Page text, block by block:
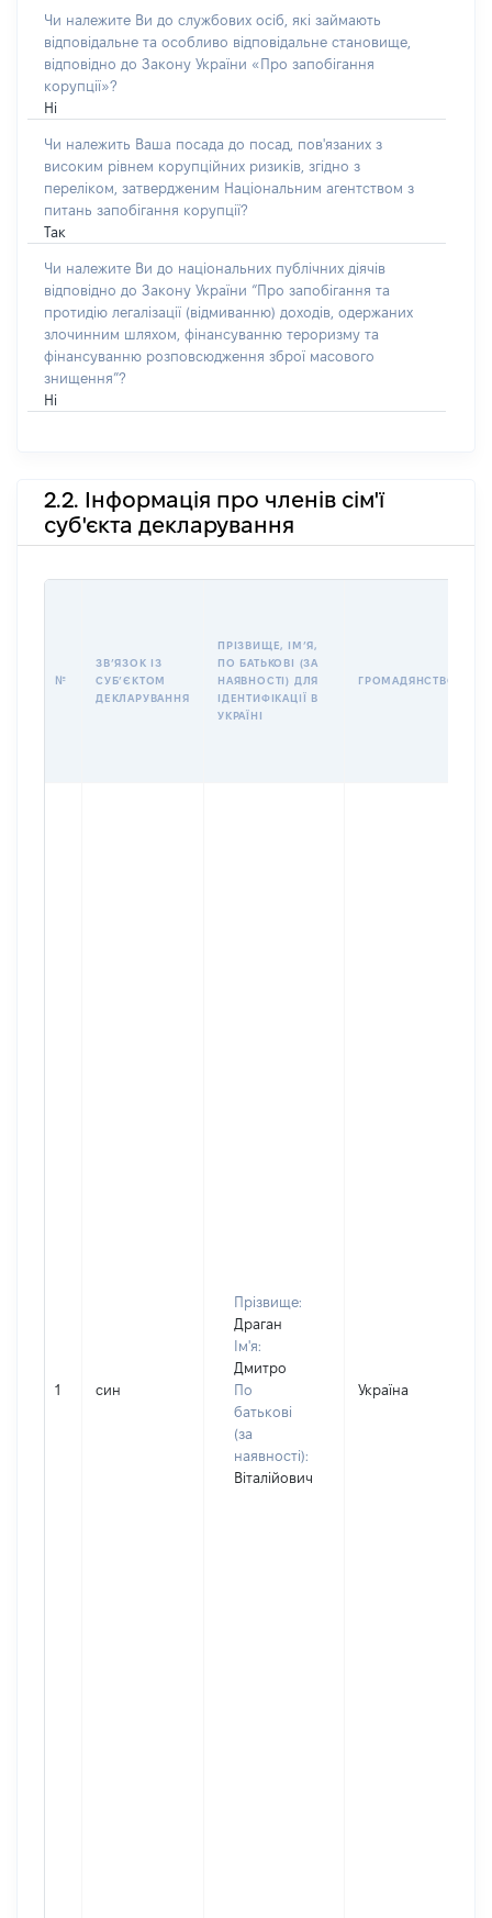
Чи належите Ви до службових осіб, які займають
відповідальне та особливо відповідальне становище,
відповідно до Закону України «Про запобігання
корупції»?
Ні
Чи належить Ваша посада до посад, пов'язаних з
високим рівнем корупційних ризиків, згідно з
переліком, затвердженим Національним агентством з
питань запобігання корупції?
Так
Чи належите Ви до національних публічних діячів
відповідно до Закону України “Про запобігання та
протидію легалізації (відмиванню) доходів, одержаних
злочинним шляхом, фінансуванню тероризму та
фінансуванню розповсюдження зброї масового
знищення”?
Ні
2.2. Інформація про членів сім'ї
суб'єкта декларування
№
ЗВʼЯЗОК ІЗ
СУБʼЄКТОМ
ДЕКЛАРУВАННЯ
ПРІЗВИЩЕ, ІМʼЯ,
ПО БАТЬКОВІ (ЗА
НАЯВНОСТІ) ДЛЯ
ІДЕНТИФІКАЦІЇ В
УКРАЇНІ
ГРОМАДЯНСТВО
1 син
Прізвище:
Драган
Ім'я:
Дмитро
По
батькові
(за
наявності):
Віталійович
Україна